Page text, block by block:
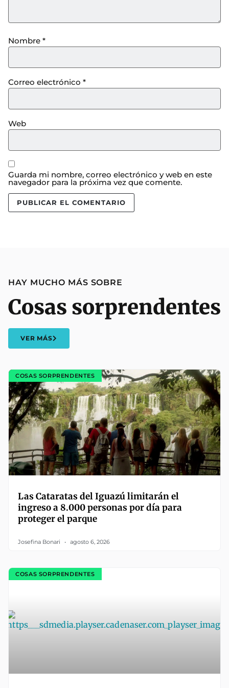
Nombre *
Correo electrónico *
Web
Guarda mi nombre, correo electrónico y web en este
navegador para la próxima vez que comente.
HAY MUCHO MÁS SOBRE
Cosas sorprendentes
VER MÁS
COSAS SORPRENDENTES
Las Cataratas del Iguazú limitarán el
ingreso a 8.000 personas por día para
proteger el parque
Josefina Bonari agosto 6, 2026
COSAS SORPRENDENTES